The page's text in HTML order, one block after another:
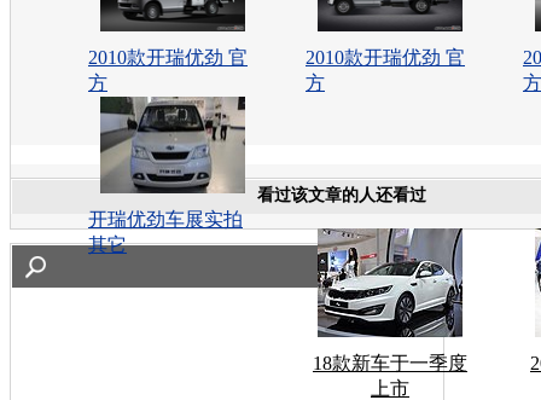
2010款开瑞优劲 官
方
2010款开瑞优劲 官
方
方
开瑞优劲车展实拍
其它
看过该文章的人还看过
18款新车于一季度
上市